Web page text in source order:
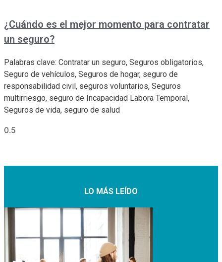
¿Cuándo es el mejor momento para contratar
un seguro?
Palabras clave: Contratar un seguro, Seguros obligatorios,
Seguro de vehículos, Seguros de hogar, seguro de
responsabilidad civil, seguros voluntarios, Seguros
multirriesgo, seguro de Incapacidad Labora Temporal,
Seguros de vida, seguro de salud
LO MÁS LEÍDO